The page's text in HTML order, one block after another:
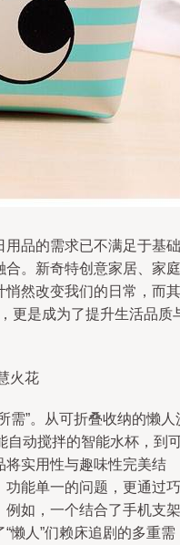
品的需求已不满足于基础
。新奇特创意家居、家庭
然改变我们的日常，而其
更是成为了提升生活品质
火花
需”。从可折叠收纳的懒人
自动搅拌的智能水杯，到
实用性与趣味性完美结
能单一的问题，更通过巧
如，一个结合了手机支架
懒人”们赖床追剧的多重需